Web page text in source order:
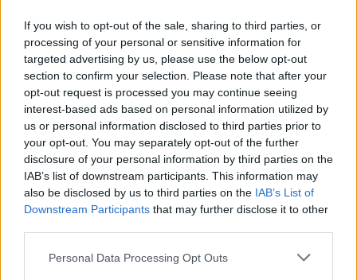
If you wish to opt-out of the sale, sharing to third parties, or
processing of your personal or sensitive information for
targeted advertising by us, please use the below opt-out
section to confirm your selection. Please note that after your
opt-out request is processed you may continue seeing
interest-based ads based on personal information utilized by
us or personal information disclosed to third parties prior to
your opt-out. You may separately opt-out of the further
disclosure of your personal information by third parties on the
IAB’s list of downstream participants. This information may
also be disclosed by us to third parties on the IAB’s List of
Downstream Participants that may further disclose it to other
Personal Data Processing Opt Outs
της Πελοποννήσου έξω από τα όρια της χώρας.
Δεν παρέλειψε να τονίσει ότι τα Επιμελητήρια
θα σταθούν δίπλα στον επιχειρηματία σε αυτό
το νέο εγχείρημα.
Ο Α’ Αντιπρόεδρος τουΕπιμελητηρίου Αχαΐας
Αριστίδης Τηλιγάδας ανέφερε ότι η έκθεση
«ΠΕΛΟΠΟΝΝΗΣΟΣ EXPO» είναι μια νέα αρχή για
την τόνωση της επιχειρηματικότητας και την
ανάδειξη των 100 και πλέον προϊόντων ΠΟΠ τα
συναντήσεις.